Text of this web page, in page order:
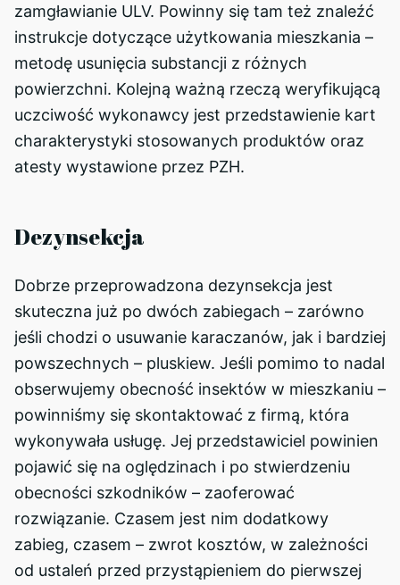
zamgławianie ULV. Powinny się tam też znaleźć
instrukcje dotyczące użytkowania mieszkania –
metodę usunięcia substancji z różnych
powierzchni. Kolejną ważną rzeczą weryfikującą
uczciwość wykonawcy jest przedstawienie kart
charakterystyki stosowanych produktów oraz
atesty wystawione przez PZH.
Dezynsekcja
Dobrze przeprowadzona dezynsekcja jest
skuteczna już po dwóch zabiegach – zarówno
jeśli chodzi o usuwanie karaczanów, jak i bardziej
powszechnych – pluskiew. Jeśli pomimo to nadal
obserwujemy obecność insektów w mieszkaniu –
powinniśmy się skontaktować z firmą, która
wykonywała usługę. Jej przedstawiciel powinien
pojawić się na oględzinach i po stwierdzeniu
obecności szkodników – zaoferować
rozwiązanie. Czasem jest nim dodatkowy
zabieg, czasem – zwrot kosztów, w zależności
od ustaleń przed przystąpieniem do pierwszej